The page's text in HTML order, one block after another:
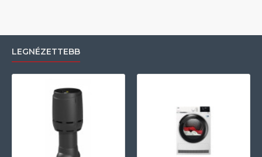
LEGNÉZETTEBB